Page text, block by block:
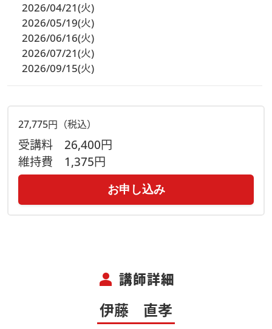
2026/04/21(火)
2026/05/19(火)
2026/06/16(火)
2026/07/21(火)
2026/09/15(火)
27,775円（税込）
受講料 26,400円
維持費 1,375円
お申し込み
person 講師詳細
伊藤 直孝